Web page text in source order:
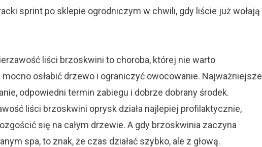
sprint po sklepie ogrodniczym w chwili, gdy liście już wołają
liści brzoskwini to choroba, której nie warto
mocno osłabić drzewo i ograniczyć owocowanie. Najważniejsze
odpowiedni termin zabiegu i dobrze dobrany środek.
liści brzoskwini oprysk działa najlepiej profilaktycznie,
się na całym drzewie. A gdy brzoskwinia zaczyna
spa, to znak, że czas działać szybko, ale z głową.